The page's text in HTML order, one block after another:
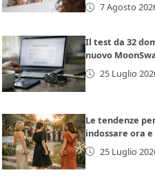
7 Agosto
Il test da 32
nuovo
25 Luglio
Le tendenze
indossare ora
25 Luglio